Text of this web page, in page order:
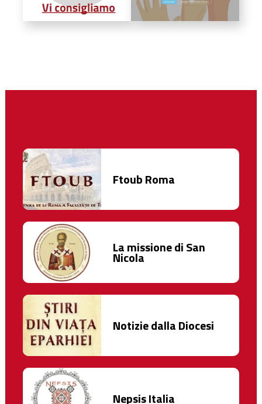
Ftoub Roma
La missione di San
Nicola
Notizie dalla Diocesi
Nepsis Italia